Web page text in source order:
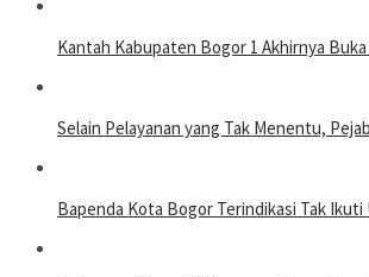
Kantah Kabupaten Bogor 1 Akhirnya
Selain Pelayanan yang Tak Menentu,
Bapenda Kota Bogor Terindikasi Tak